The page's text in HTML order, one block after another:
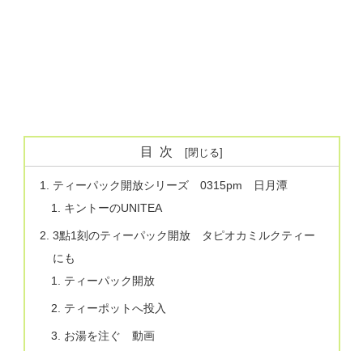
目次
ティーパック開放シリーズ 0315pm 日月潭
キントーのUNITEA
3點1刻のティーパック開放 タピオカミルクティー
にも
ティーパック開放
ティーポットへ投入
お湯を注ぐ 動画